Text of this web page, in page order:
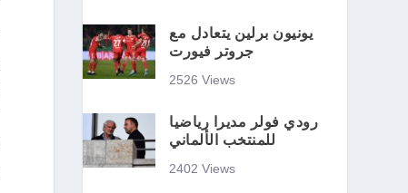
يونيون برلين يتعادل مع
جروتر فيورت
2526 Views
رودي فولر مديرا رياضيا
للمنتخب الألماني
2402 Views